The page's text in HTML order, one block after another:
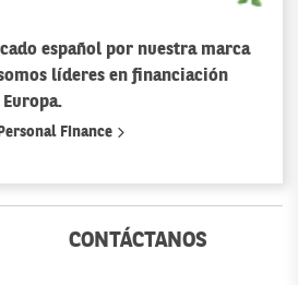
español por nuestra marca
líderes en financiación
Finance
CONTÁCTANOS